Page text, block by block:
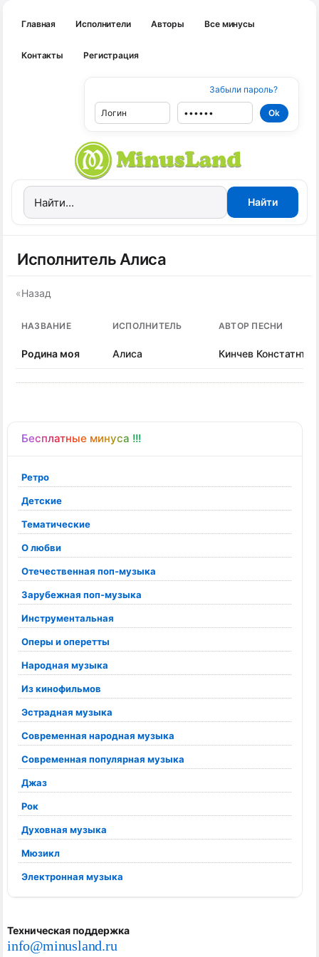
Главная Исполнители Авторы Все минусы
Контакты Регистрация
Забыли пароль?
Бесплатные минуса !!!
Ретро
Детские
Тематические
О любви
Отечественная поп-музыка
Зарубежная поп-музыка
Инструментальная
Оперы и оперетты
Народная музыка
Из кинофильмов
Эстрадная музыка
Современная народная музыка
Современная популярная музыка
Джаз
Рок
Духовная музыка
Мюзикл
Электронная музыка
Техническая поддержка
info@minusland.ru
Исполнитель Алиса
«Назад
НАЗВАНИЕ ИСПОЛНИТЕЛЬ АВТОР ПЕСНИ
Родина моя Алиса Кинчев Констатнтин